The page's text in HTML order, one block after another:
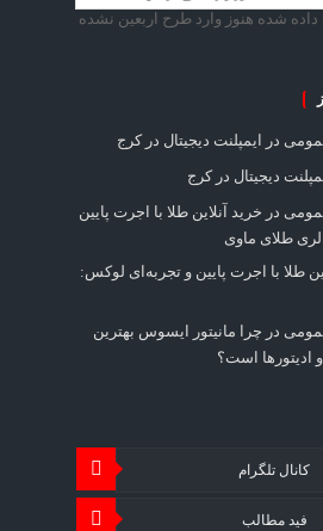
داده شده هنوز وارد طرح اربعین نشده
در
ایمپلنت دیجیتال در کرج
دیجیتال در کرج
در خرید آنلاین طلا با اجرت پایین
طلای ماوی
طلا با اجرت پایین و تجربه‌ای لوکس:
در چرا مانیتور ایسوس بهترین
ادیتورها است؟
کانال تلگرام
فید مطالب